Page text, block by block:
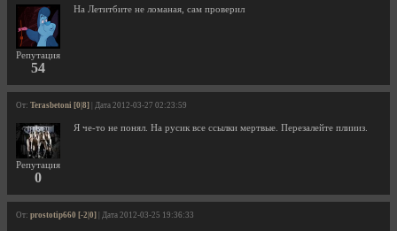
Репутация
54
На Летитбите не ломаная, сам проверил
От: Terasbetoni [0|8] | Дата 2012-03-27 02:23:59
Репутация
0
Я че-то не понял. На русик все ссылки мертвые. Перезалейте плиииз.
От: prostotip660 [-2|0] | Дата 2012-03-25 19:36:33